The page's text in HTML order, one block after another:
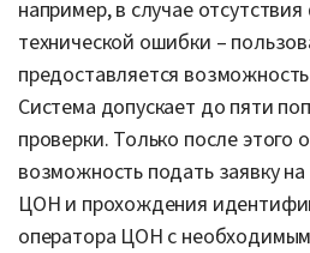
например, в случае
технической ошибки –
предоставляется
Система допускает до пяти
проверки. Только после этого
возможность подать заявку
ЦОН и прохождения
оператора ЦОН с